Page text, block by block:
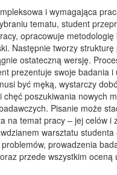
i wymagająca
tematu, student
opracowuje metodologię
Następnie tworzy strukturę
ostateczną wersję.
prezentuje swoje badania i
być męką, wystarczy
poszukiwania nowych
Pisanie może
na temat pracy – jej celów i
warsztatu studenta
prowadzenia
przede wszystkim oceną